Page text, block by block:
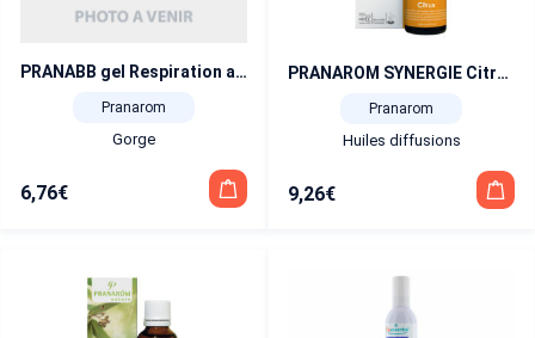
PRANABB gel Respiration aisée BIO 40 g
Pranarom
Gorge
6,76€
PRANAROM SYNERGIE Citrus 30 ml
Pranarom
Huiles diffusions
9,26€